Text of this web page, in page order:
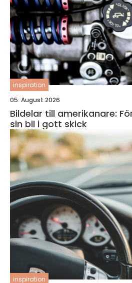
inspiration
05. August 2026
Bildelar till amerikanare:
sin bil i gott skick
inspiration